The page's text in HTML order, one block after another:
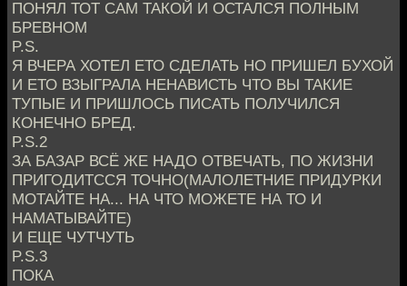
ПОНЯЛ ТОТ САМ ТАКОЙ И ОСТАЛСЯ ПОЛНЫМ
БРЕВНОМ
P.S.
Я ВЧЕРА ХОТЕЛ ЕТО СДЕЛАТЬ НО ПРИШЕЛ БУХОЙ
И ЕТО ВЗЫГРАЛА НЕНАВИСТЬ ЧТО ВЫ ТАКИЕ
ТУПЫЕ И ПРИШЛОСЬ ПИСАТЬ ПОЛУЧИЛСЯ
КОНЕЧНО БРЕД.
P.S.2
ЗА БАЗАР ВСЁ ЖЕ НАДО ОТВЕЧАТЬ, ПО ЖИЗНИ
ПРИГОДИТССЯ ТОЧНО(МАЛОЛЕТНИЕ ПРИДУРКИ
МОТАЙТЕ НА... НА ЧТО МОЖЕТЕ НА ТО И
НАМАТЫВАЙТЕ)
И ЕЩЕ ЧУТЧУТЬ
P.S.3
ПОКА